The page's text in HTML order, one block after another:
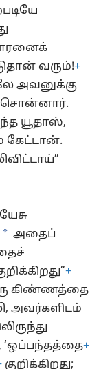
வரும்!+
அவனுக்கு
சொன்னார்.
யூதாஸ்,
கேட்டான்.
* அதைப்
+
கிண்ணத்தை
அவர்களிடம்
+
குறிக்கிறது;